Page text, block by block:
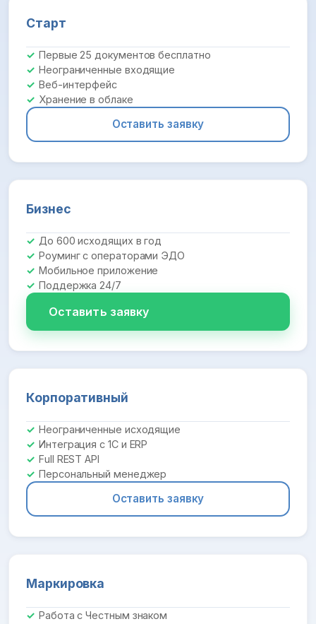
Старт
Первые 25 документов бесплатно
Неограниченные входящие
Веб-интерфейс
Хранение в облаке
Оставить заявку
Бизнес
До 600 исходящих в год
Роуминг с операторами ЭДО
Мобильное приложение
Поддержка 24/7
Оставить заявку
Корпоративный
Неограниченные исходящие
Интеграция с 1С и ERP
Full REST API
Персональный менеджер
Оставить заявку
Маркировка
Работа с Честным знаком